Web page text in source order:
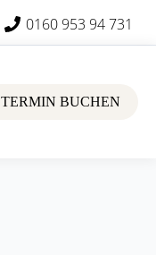
0160 953 94 731
TERMIN BUCHEN